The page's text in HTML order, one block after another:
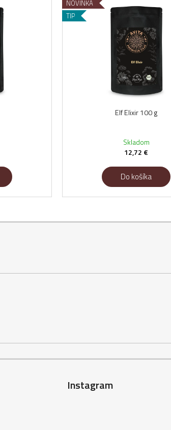
NOVINKA
TIP
Elf Elixir 100 g
Skladom
12,72 €
Do košíka
Instagram